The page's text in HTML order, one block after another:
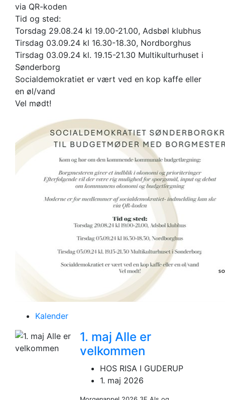
via QR-koden
Tid og sted:
Torsdag 29.08.24 kl 19.00-21.00, Adsbøl klubhus
Tirsdag 03.09.24 kl 16.30-18.30, Nordborghus
Tirsdag 03.09.24 kl. 19.15-21.30 Multikulturhuset i
Sønderborg
Socialdemokratiet er vært ved en kop kaffe eller
en øl/vand
Vel mødt!
Kalender
1. maj Alle er
velkommen
HOS RISA I GUDERUP
1. maj 2026